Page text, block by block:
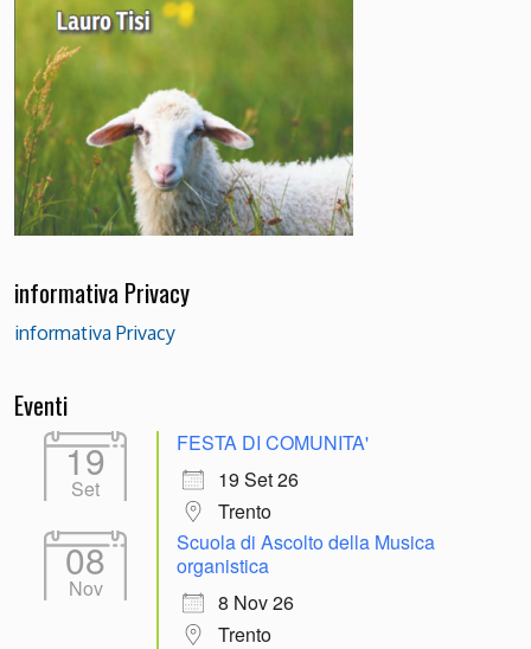
informativa Privacy
informativa Privacy
Eventi
19
Set
FESTA DI COMUNITA'
19 Set 26
Trento
08
Nov
Scuola di Ascolto della Musica
organistica
8 Nov 26
Trento